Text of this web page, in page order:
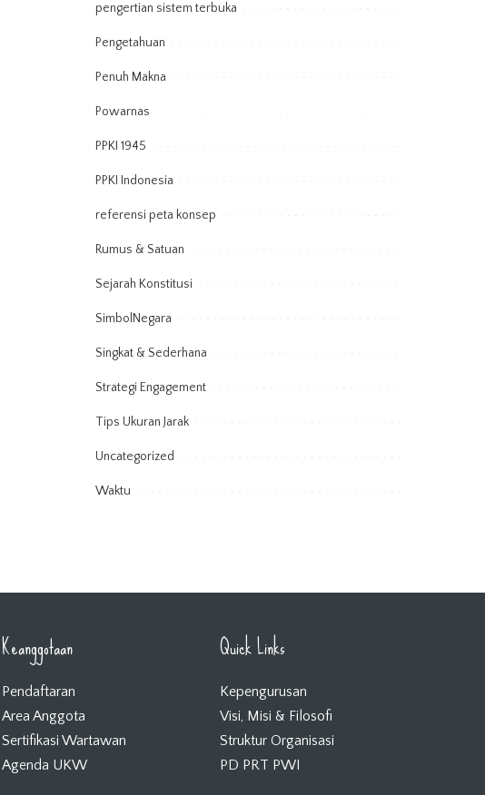
pengertian sistem terbuka
Pengetahuan
Penuh Makna
Powarnas
PPKI 1945
PPKI Indonesia
referensi peta konsep
Rumus & Satuan
Sejarah Konstitusi
SimbolNegara
Singkat & Sederhana
Strategi Engagement
Tips Ukuran Jarak
Uncategorized
Waktu
Keanggotaan
Pendaftaran
Area Anggota
Sertifikasi Wartawan
Agenda UKW
Quick Links
Kepengurusan
Visi, Misi & Filosofi
Struktur Organisasi
PD PRT PWI